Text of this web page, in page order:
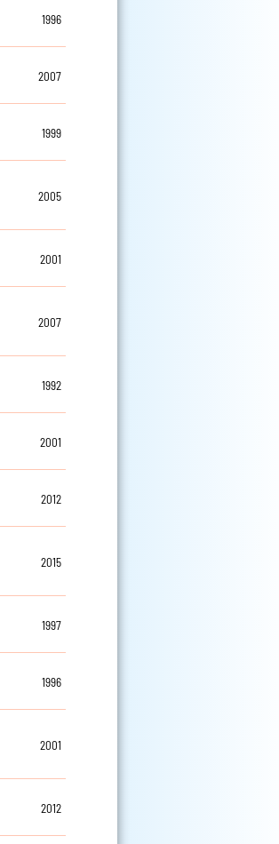
1996
2007
1999
2005
2001
2007
1992
2001
2012
2015
1997
1996
2001
2012